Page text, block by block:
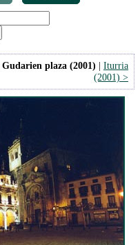
Gudarien plaza (2001) | Iturria
(2001) >